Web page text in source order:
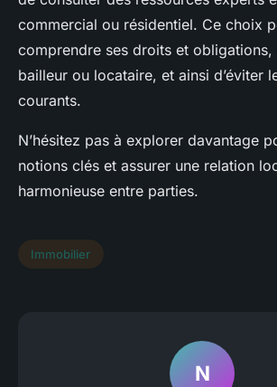
commercial ou résidentiel. Ce choix
comprendre ses droits et obligations,
bailleur ou locataire, et ainsi d’éviter
courants.
N’hésitez pas à explorer davantage
notions clés et assurer une relation
harmonieuse entre parties.
Immobilier
N